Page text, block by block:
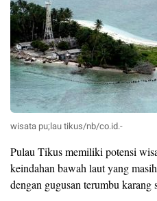
wisata pu;lau tikus/nb/co.id.-
Pulau Tikus memiliki potensi
keindahan bawah laut yang
dengan gugusan terumbu karang